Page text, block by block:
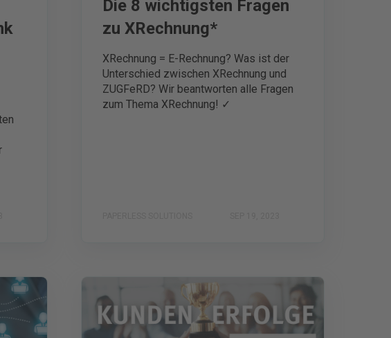
Die 8 wichtigsten Fragen
zu XRechnung*
XRechnung = E-Rechnung? Was ist der
Unterschied zwischen XRechnung und
ZUGFeRD? Wir beantworten alle Fragen
zum Thema XRechnung! ✓